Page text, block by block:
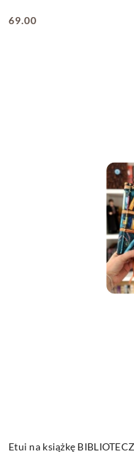
Cena:
69.00
Etui na książkę